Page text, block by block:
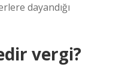
dayandığı
vergi?